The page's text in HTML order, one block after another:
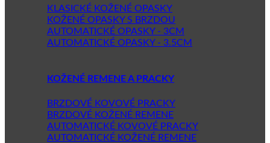
KLASICKÉ KOŽENÉ OPASKY
KOŽENÉ OPASKY S BRZDOU
AUTOMATICKÉ OPASKY - 3CM
AUTOMATICKÉ OPASKY - 3.5CM
KOŽENÉ REMENE A PRACKY
BRZDOVÉ KOVOVÉ PRACKY
BRZDOVÉ KOŽENÉ REMENE
AUTOMATICKÉ KOVOVÉ PRACKY
AUTOMATICKÉ KOŽENÉ REMENE